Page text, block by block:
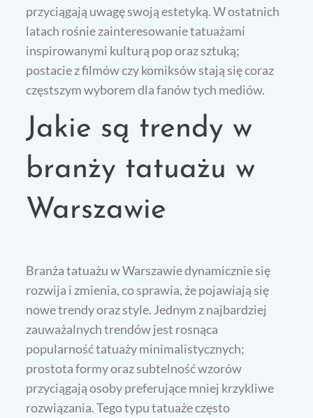
przyciągają uwagę swoją estetyką. W ostatnich
latach rośnie zainteresowanie tatuażami
inspirowanymi kulturą pop oraz sztuką;
postacie z filmów czy komiksów stają się coraz
częstszym wyborem dla fanów tych mediów.
Jakie są trendy w
branży tatuażu w
Warszawie
Branża tatuażu w Warszawie dynamicznie się
rozwija i zmienia, co sprawia, że pojawiają się
nowe trendy oraz style. Jednym z najbardziej
zauważalnych trendów jest rosnąca
popularność tatuaży minimalistycznych;
prostota formy oraz subtelność wzorów
przyciągają osoby preferujące mniej krzykliwe
rozwiązania. Tego typu tatuaże często